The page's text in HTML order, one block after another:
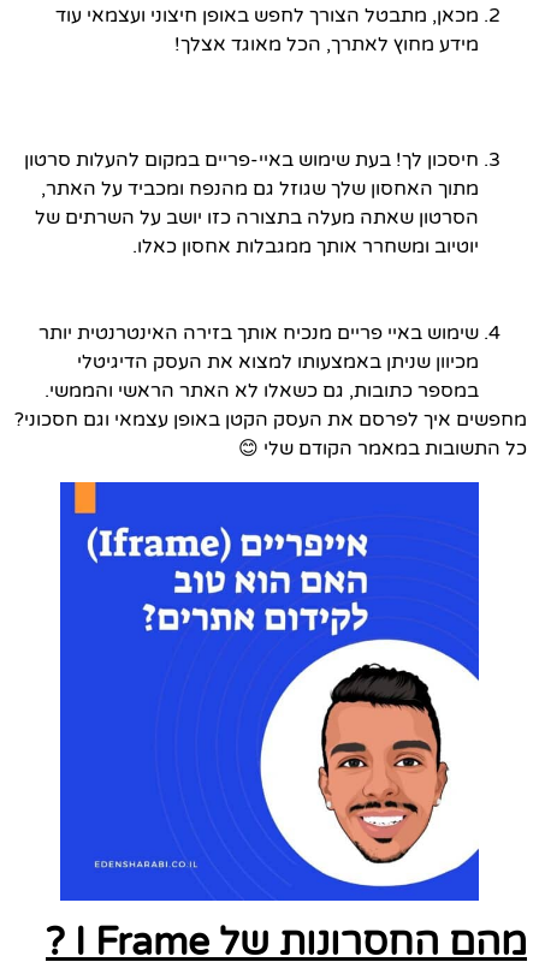
מכאן, מתבטל הצורך לחפש באופן חיצוני ועצמאי עוד
מידע מחוץ לאתרך, הכל מאוגד אצלך!
חיסכון לך! בעת שימוש באיי-פריים במקום להעלות סרטון
מתוך האחסון שלך שגוזל גם מהנפח ומכביד על האתר,
הסרטון שאתה מעלה בתצורה כזו יושב על השרתים של
יוטיוב ומשחרר אותך ממגבלות אחסון כאלו.
שימוש באיי פריים מנכיח אותך בזירה האינטרנטית יותר
מכיוון שניתן באמצעותו למצוא את העסק הדיגיטלי
במספר כתובות, גם כשאלו לא האתר הראשי והממשי.
מחפשים איך לפרסם את העסק הקטן באופן עצמאי וגם חסכוני?
כל התשובות במאמר הקודם שלי 😊
מהם החסרונות של I Frame ?